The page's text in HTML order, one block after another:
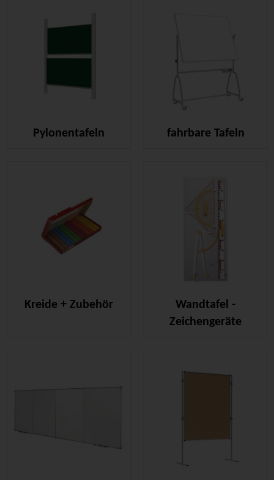
Pylonentafeln fahrbare Tafeln
Kreide + Zubehör
Wandtafel -
Zeichengeräte